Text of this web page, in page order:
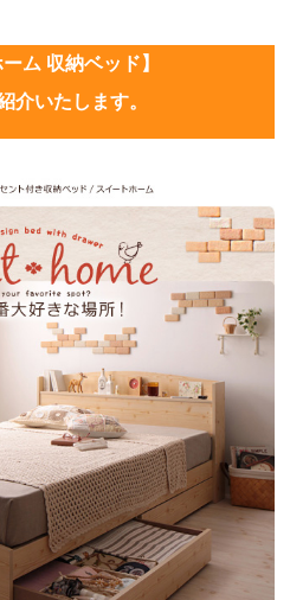
ム 収納ベッド】
介いたします。